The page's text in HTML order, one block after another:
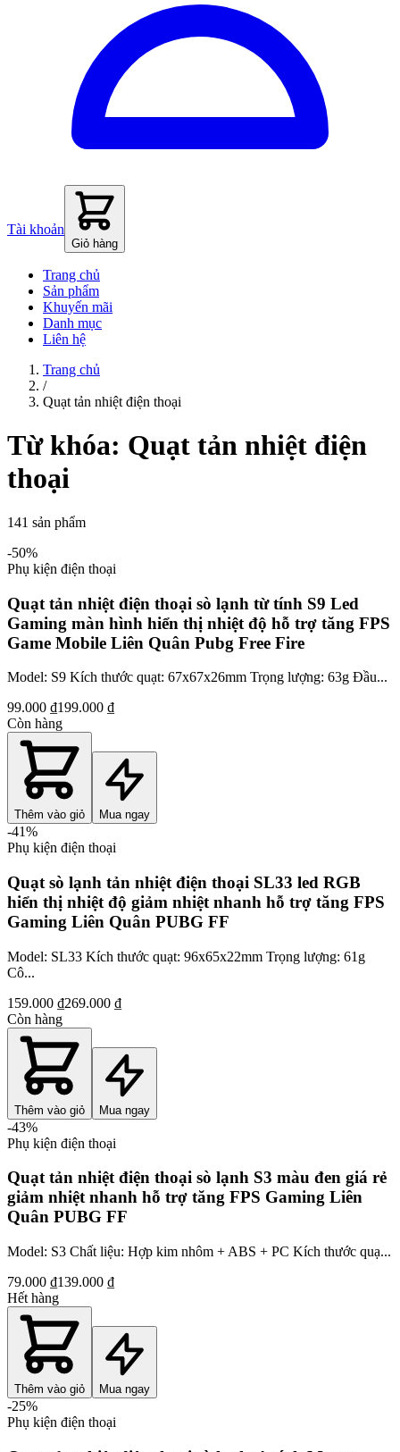
Tài khoản
Giỏ hàng
Trang chủ
Sản phẩm
Khuyến mãi
Danh mục
Liên hệ
Trang chủ
/
Quạt tản nhiệt điện thoại
Từ khóa: Quạt tản nhiệt điện
thoại
141 sản phẩm
-50%
Phụ kiện điện thoại
Quạt tản nhiệt điện thoại sò lạnh từ tính S9 Led
Gaming màn hình hiển thị nhiệt độ hỗ trợ tăng FPS
Game Mobile Liên Quân Pubg Free Fire
Model: S9 Kích thước quạt: 67x67x26mm Trọng lượng: 63g Đầu...
99.000 ₫199.000 ₫
Còn hàng
Thêm vào giỏ Mua ngay
-41%
Phụ kiện điện thoại
Quạt sò lạnh tản nhiệt điện thoại SL33 led RGB
hiển thị nhiệt độ giảm nhiệt nhanh hỗ trợ tăng FPS
Gaming Liên Quân PUBG FF
Model: SL33 Kích thước quạt: 96x65x22mm Trọng lượng: 61g
Cô...
159.000 ₫269.000 ₫
Còn hàng
Thêm vào giỏ Mua ngay
-43%
Phụ kiện điện thoại
Quạt tản nhiệt điện thoại sò lạnh S3 màu đen giá rẻ
giảm nhiệt nhanh hỗ trợ tăng FPS Gaming Liên
Quân PUBG FF
Model: S3 Chất liệu: Hợp kim nhôm + ABS + PC Kích thước quạ...
79.000 ₫139.000 ₫
Hết hàng
Thêm vào giỏ Mua ngay
-25%
Phụ kiện điện thoại